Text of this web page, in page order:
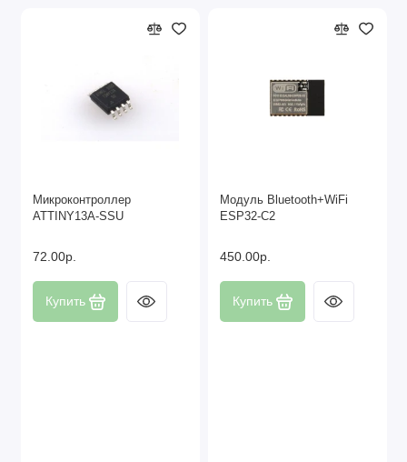
Микроконтроллер
ATTINY13A-SSU
72.00р.
Купить
Модуль Bluetooth+WiFi
ESP32-C2
450.00р.
Купить